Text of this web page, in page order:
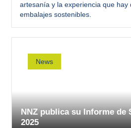
artesanía y la experiencia que hay
embalajes sostenibles.
News
NNZ publica su Informe de
2025